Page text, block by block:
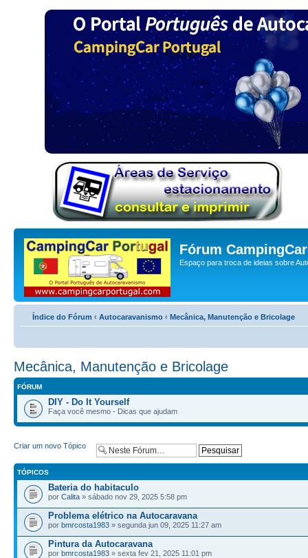
Fórum
Espaço para troca de ideias sobre
Índice do Fórum ‹ Autocaravanismo ‹ Mecânica, Manutenção e Bricolage
Mecânica, Manutenção e Bricolage
FÓRUM
DIY - Do It Yourself
Faça você mesmo - Dicas que ajudam
Criar um novo Tópico
TÓPICOS
Bateria do habitaculo
por Calita » sábado nov 29, 2025 5:58 pm
Problema elétrico na Autocaravana
por bmrcosta1983 » segunda jun 09, 2025 11:27 am
Pintura da Autocaravana
por bmrcosta1983 » sexta fev 21, 2025 11:01 pm